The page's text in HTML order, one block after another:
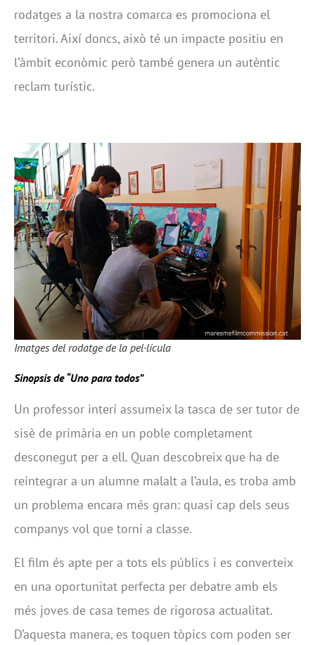
rodatges a la nostra comarca es promociona el
territori. Així doncs, això té un impacte positiu en
l’àmbit econòmic però també genera un autèntic
reclam turístic.
Imatges del rodatge de la pel·lícula
Sinopsis de “Uno para todos”
Un professor interí assumeix la tasca de ser tutor de
sisè de primària en un poble completament
desconegut per a ell. Quan descobreix que ha de
reintegrar a un alumne malalt a l’aula, es troba amb
un problema encara més gran: quasi cap dels seus
companys vol que torni a classe.
El film és apte per a tots els públics i es converteix
en una oportunitat perfecta per debatre amb els
més joves de casa temes de rigorosa actualitat.
D’aquesta manera, es toquen tòpics com poden ser